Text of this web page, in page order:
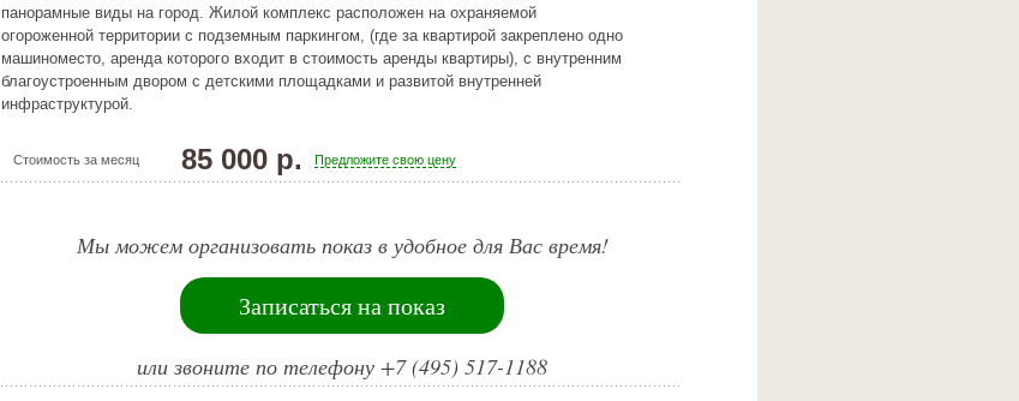
панорамные виды на город. Жилой комплекс расположен на охраняемой
огороженной территории с подземным паркингом, (где за квартирой закреплено одно
машиноместо, аренда которого входит в стоимость аренды квартиры), с внутренним
благоустроенным двором с детскими площадками и развитой внутренней
инфраструктурой.
Стоимость за месяц 85 000 р. Предложите свою цену
Мы можем организовать показ в удобное для Вас время!
Записаться на показ
или звоните по телефону +7 (495) 517-1188